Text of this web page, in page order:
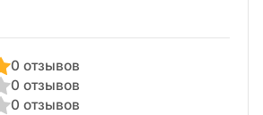
0 отзывов
0 отзывов
0 отзывов